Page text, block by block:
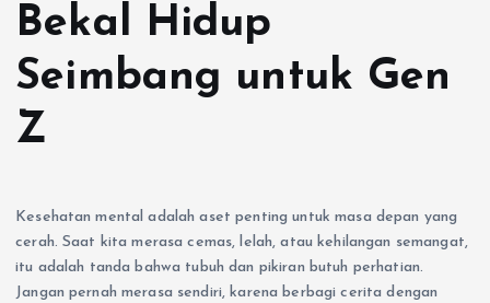
Bekal Hidup
Seimbang untuk Gen
Z
Kesehatan mental adalah aset penting untuk masa depan yang
cerah. Saat kita merasa cemas, lelah, atau kehilangan semangat,
itu adalah tanda bahwa tubuh dan pikiran butuh perhatian.
Jangan pernah merasa sendiri, karena berbagi cerita dengan